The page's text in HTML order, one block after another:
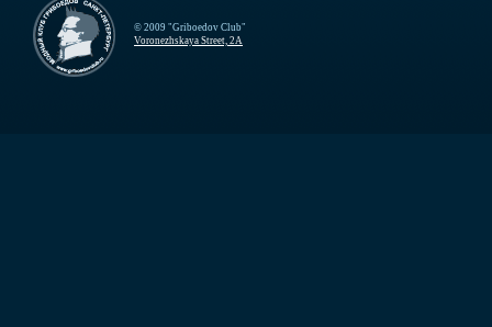
© 2009 "Griboedov Club"
Voronezhskaya Street, 2A